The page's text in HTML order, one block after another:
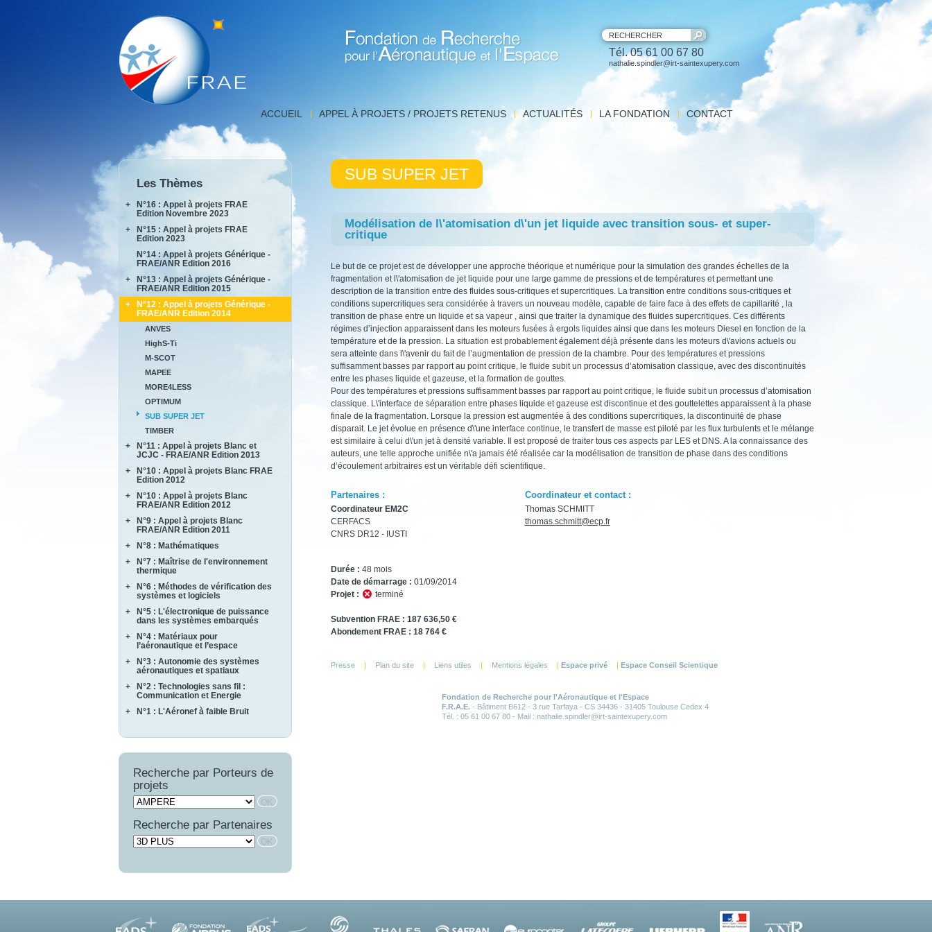
Détail
FNRAE
Fondation
Recherche
l'Aéronautique
l'Espace
RECHERCHER
Tél. 05 61 00 67 80
nathalie.spindler@irt-saintexupery.com
ACCUEIL APPEL À PROJETS / PROJETS RETENUS ACTUALITÉS LA FONDATION CONTACT
Les Thèmes
+
N°16 : Appel à projets FRAE
Edition Novembre 2023
INPACT
RAKEL
+
N°15 : Appel à projets FRAE
Edition 2023
AIDEAS
AIxIA
N°14 : Appel à projets Générique -
FRAE/ANR Edition 2016
+
N°13 : Appel à projets Générique -
FRAE/ANR Edition 2015
AIRTIUS
BRENNUS
COVERIF
FA2SCINAE
MAGIC
+
N°12 : Appel à projets Générique -
FRAE/ANR Edition 2014
ANVES
HighS-Ti
M-SCOT
MAPEE
MORE4LESS
OPTIMUM
SUB SUPER JET
TIMBER
+
N°11 : Appel à projets Blanc et
JCJC - FRAE/ANR Edition 2013
AMANDE
COMPACS
METAUDIBLE
REFINE
REMEDDIES
SALWARE
SLENDER
+
N°10 : Appel à projets Blanc FRAE
Edition 2012
ACCITE
PARASOFT
SEMAFOR
+
N°10 : Appel à projets Blanc
FRAE/ANR Edition 2012
LIMICOS
+
N°9 : Appel à projets Blanc
FRAE/ANR Edition 2011
DISCERN
SePaCoDe
SONOBL
+ N°8 : Mathématiques
ECOSEA
IPPON
MEMORIA
+
N°7 : Maîtrise de l'environnement
thermique
ASTHER
COMIFO
MATRAS
STRASS
SYRTIPE
+
N°6 : Méthodes de vérification des
systèmes et logiciels
ALPROSE
ASCERT
CAVALE
SARDANES
+
N°5 : L'électronique de puissance
dans les systèmes embarqués
CASAREL
COTECH
EPAHT
FEMINA
+
N°4 : Matériaux pour
l’aéronautique et l’espace
AMFORTAS
CASSIS
CORTEC
RUPSCEN
THERMONC
VICOMTHE
+
N°3 : Autonomie des systèmes
aéronautiques et spatiaux
MARAE
NAVIFLOW
SCA2RS
+
N°2 : Technologies sans fil :
Communication et Energie
ASTRAL
FINEST
LIMA
WAVE SUPPLY
+ N°1 : L'Aéronef à faible Bruit
COMBE
OSCAR
Recherche par Porteurs de
projets
Recherche par Partenaires
SUB SUPER JET
Modélisation de l\'atomisation d\'un jet liquide avec transition sous- et super-
critique
Le but de ce projet est de développer une approche théorique et numérique pour la simulation des grandes échelles de la
fragmentation et l\'atomisation de jet liquide pour une large gamme de pressions et de températures et permettant une
description de la transition entre des fluides sous-critiques et supercritiques. La transition entre conditions sous-critiques et
conditions supercritiques sera considérée à travers un nouveau modèle, capable de faire face à des effets de capillarité , la
transition de phase entre un liquide et sa vapeur , ainsi que traiter la dynamique des fluides supercritiques. Ces différents
régimes d’injection apparaissent dans les moteurs fusées à ergols liquides ainsi que dans les moteurs Diesel en fonction de la
température et de la pression. La situation est probablement également déjà présente dans les moteurs d\'avions actuels ou
sera atteinte dans l\'avenir du fait de l’augmentation de pression de la chambre. Pour des températures et pressions
suffisamment basses par rapport au point critique, le fluide subit un processus d’atomisation classique, avec des discontinuités
entre les phases liquide et gazeuse, et la formation de gouttes.
Pour des températures et pressions suffisamment basses par rapport au point critique, le fluide subit un processus d’atomisation
classique. L\'interface de séparation entre phases liquide et gazeuse est discontinue et des gouttelettes apparaissent à la phase
finale de la fragmentation. Lorsque la pression est augmentée à des conditions supercritiques, la discontinuité de phase
disparait. Le jet évolue en présence d\'une interface continue, le transfert de masse est piloté par les flux turbulents et le mélange
est similaire à celui d\'un jet à densité variable. Il est proposé de traiter tous ces aspects par LES et DNS. A la connaissance des
auteurs, une telle approche unifiée n\'a jamais été réalisée car la modélisation de transition de phase dans des conditions
d’écoulement arbitraires est un véritable défi scientifique.
Partenaires :
Coordinateur EM2C
CERFACS
CNRS DR12 - IUSTI
Coordinateur et contact :
Thomas SCHMITT
thomas.schmitt@ecp.fr
Durée : 48 mois
Date de démarrage : 01/09/2014
Projet :
terminé
Subvention FRAE: 187 636,50 €
Abondement FRAE : 18 764 €
Presse Plan du site Liens utiles Mentions légales Espace privé Espace Conseil Scientique
Fondation de Recherche pour l'Aéronautique et l'Espace
F.R.A.E.- Bâtiment B612 - 3 rue Tarfaya - CS 34436 - 31405 Toulouse Cedex 4
Tél. : 05 61 00 67 80 - Mail : nathalie.spindler@irt-saintexupery.com